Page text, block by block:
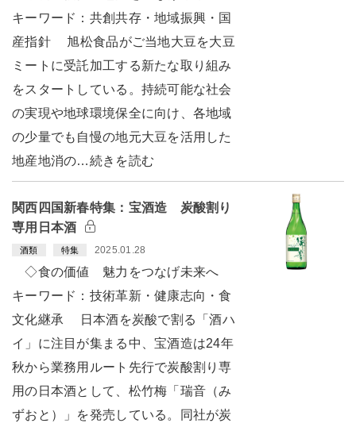
キーワード：共創共存・地域振興・国
産指針 旭松食品がご当地大豆を大豆
ミートに受託加工する新たな取り組み
をスタートしている。持続可能な社会
の実現や地球環境保全に向け、各地域
の少量でも自慢の地元大豆を活用した
地産地消の…続きを読む
関西四国新春特集：宝酒造 炭酸割り
専用日本酒
酒類 特集 2025.01.28
◇食の価値 魅力をつなげ未来へ
キーワード：技術革新・健康志向・食
文化継承 日本酒を炭酸で割る「酒ハ
イ」に注目が集まる中、宝酒造は24年
秋から業務用ルート先行で炭酸割り専
用の日本酒として、松竹梅「瑞音（み
ずおと）」を発売している。同社が炭